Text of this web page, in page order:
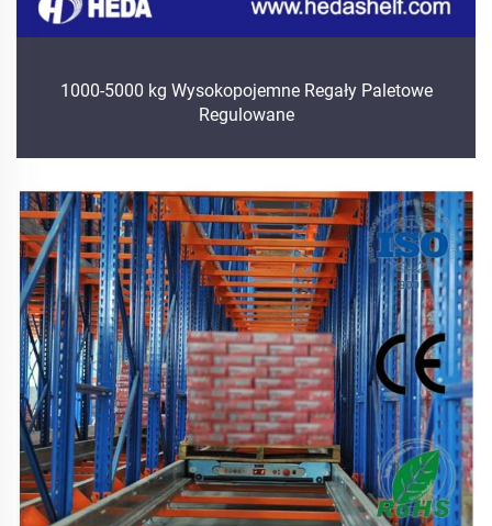
1000-5000 kg Wysokopojemne Regały Paletowe
Regulowane